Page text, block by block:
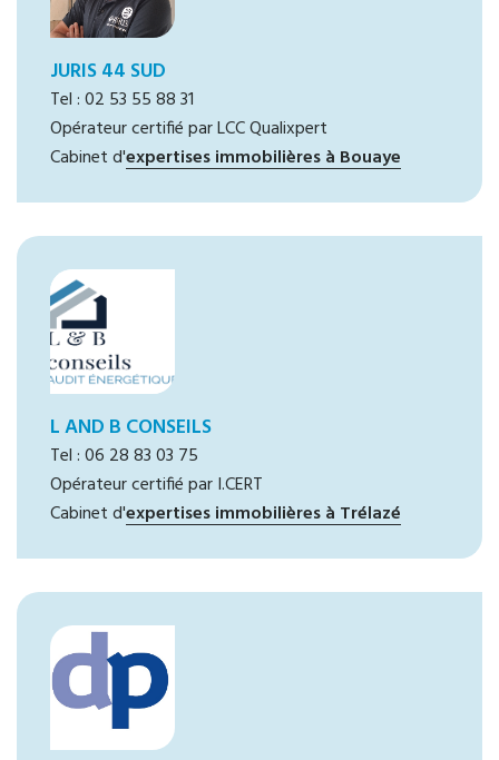
JURIS 44 SUD
Tel : 02 53 55 88 31
Opérateur certifié par LCC Qualixpert
Cabinet d'expertises immobilières à Bouaye
L AND B CONSEILS
Tel : 06 28 83 03 75
Opérateur certifié par I.CERT
Cabinet d'expertises immobilières à Trélazé